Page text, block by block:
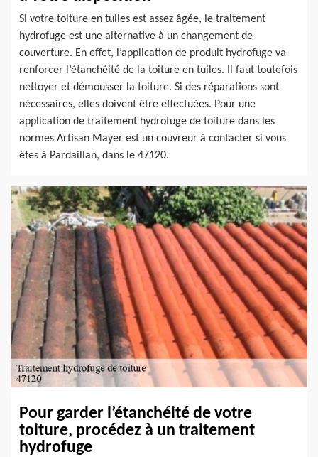
Si votre toiture en tuiles est assez âgée, le traitement
hydrofuge est une alternative à un changement de
couverture. En effet, l’application de produit hydrofuge va
renforcer l’étanchéité de la toiture en tuiles. Il faut toutefois
nettoyer et démousser la toiture. Si des réparations sont
nécessaires, elles doivent être effectuées. Pour une
application de traitement hydrofuge de toiture dans les
normes Artisan Mayer est un couvreur à contacter si vous
êtes à Pardaillan, dans le 47120.
Pour garder l’étanchéité de votre
toiture, procédez à un traitement
hydrofuge